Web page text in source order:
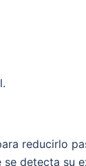
reducirlo
detecta su